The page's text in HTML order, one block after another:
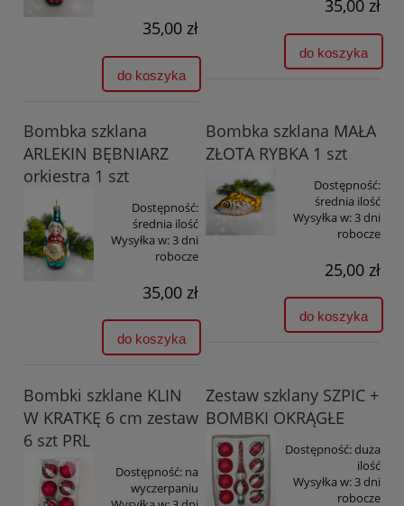
35,00 zł
do koszyka
35,00 zł
do koszyka
Bombka szklana
ARLEKIN BĘBNIARZ
orkiestra 1 szt
Dostępność:
średnia ilość
Wysyłka w:3 dni
robocze
35,00 zł
do koszyka
Bombka szklana MAŁA
ZŁOTA RYBKA 1 szt
Dostępność:
średnia ilość
Wysyłka w:3 dni
robocze
25,00 zł
do koszyka
Bombki szklane KLIN
W KRATKĘ 6 cm zestaw
6 szt PRL
Dostępność: na
wyczerpaniu
Zestaw szklany SZPIC +
BOMBKI OKRĄGŁE
Dostępność:duża
ilość
Wysyłka w:3 dni
robocze